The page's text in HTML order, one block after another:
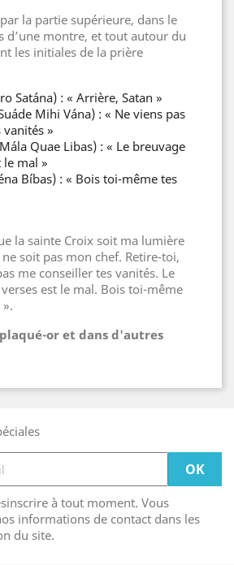
la partie supérieure, dans le
d’une montre, et tout autour du
les initiales de la prière
Satána) : « Arrière, Satan »
Mihi Vána) : « Ne viens pas
»
Quae Libas) : « Le breuvage
le mal »
Bíbas) : « Bois toi-même tes
la sainte Croix soit ma lumière
soit pas mon chef. Retire-toi,
me conseiller tes vanités. Le
est le mal. Bois toi-même
or et dans d'autres
à tout moment. Vous
informations de contact dans les
du site.